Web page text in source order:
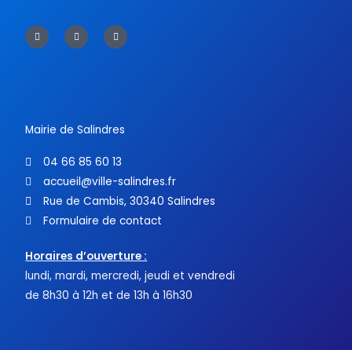
a
c
e
w
i
t
o
u
t
Mairie de Salindres
04 66 85 60 13
accueil@ville-salindres.fr
Rue de Cambis, 30340 Salindres
Formulaire de contact
Horaires d’ouverture :
lundi, mardi, mercredi, jeudi et vendredi
de 8h30 à 12h et de 13h à 16h30